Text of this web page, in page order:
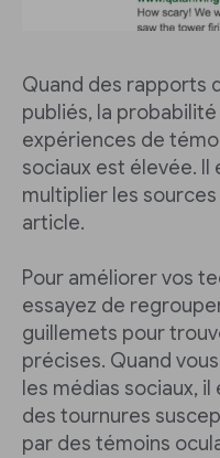
Quand des rapports
publiés, la
expériences de
sociaux est élevée.
multiplier les
article.
Pour améliorer vos
essayez de
guillemets pour
précises. Quand
les médias sociaux,
des tournures
par des témoins